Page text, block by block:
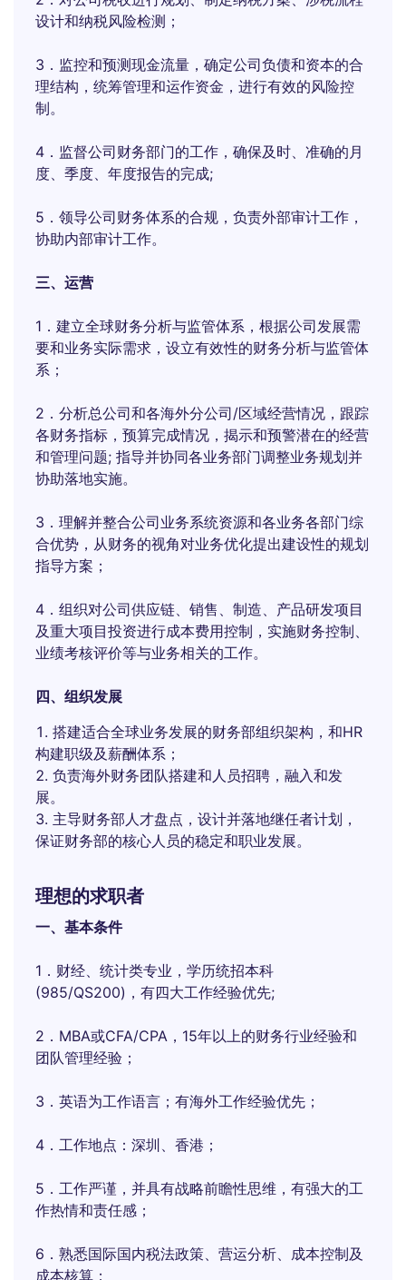
设计和纳税风险检测；
3．监控和预测现金流量，确定公司负债和资本的合
理结构，统筹管理和运作资金，进行有效的风险控
制。
4．监督公司财务部门的工作，确保及时、准确的月
度、季度、年度报告的完成;
5．领导公司财务体系的合规，负责外部审计工作，
协助内部审计工作。
三、运营
1．建立全球财务分析与监管体系，根据公司发展需
要和业务实际需求，设立有效性的财务分析与监管体
系；
2．分析总公司和各海外分公司/区域经营情况，跟踪
各财务指标，预算完成情况，揭示和预警潜在的经营
和管理问题; 指导并协同各业务部门调整业务规划并
协助落地实施。
3．理解并整合公司业务系统资源和各业务各部门综
合优势，从财务的视角对业务优化提出建设性的规划
指导方案；
4．组织对公司供应链、销售、制造、产品研发项目
及重大项目投资进行成本费用控制，实施财务控制、
业绩考核评价等与业务相关的工作。
四、组织发展
搭建适合全球业务发展的财务部组织架构，和HR
构建职级及薪酬体系；
负责海外财务团队搭建和人员招聘，融入和发
展。
主导财务部人才盘点，设计并落地继任者计划，
保证财务部的核心人员的稳定和职业发展。
理想的求职者
一、基本条件
1．财经、统计类专业，学历统招本科
(985/QS200)，有四大工作经验优先;
2．MBA或CFA/CPA，15年以上的财务行业经验和
团队管理经验；
3．英语为工作语言；有海外工作经验优先；
4．工作地点：深圳、香港；
5．工作严谨，并具有战略前瞻性思维，有强大的工
作热情和责任感；
6．熟悉国际国内税法政策、营运分析、成本控制及
成本核算；